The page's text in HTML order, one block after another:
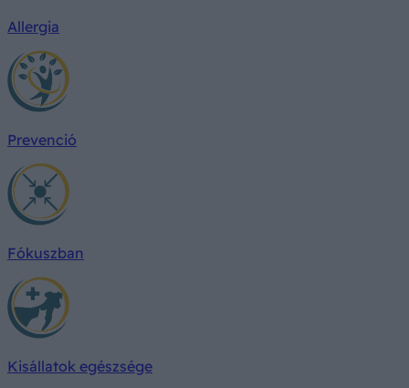
Allergia
Prevenció
Fókuszban
Kisállatok egészsége